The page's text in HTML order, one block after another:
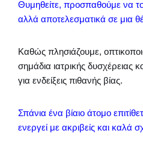
Θυμηθείτε, προσπαθούμε να
αλλά αποτελεσματικά σε μια
Καθώς πλησιάζουμε,
σημάδια ιατρικής δυσχέρειας
για ενδείξεις πιθανής βίας.
Σπάνια ένα βίαιο άτομο
ενεργεί με ακριβείς και καλά